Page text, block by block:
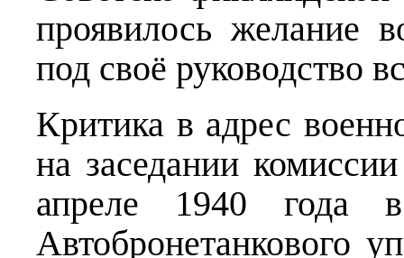
проявилось желание
под своё руководство
Критика в адрес
на заседании
апреле 1940 года в
Автобронетанкового